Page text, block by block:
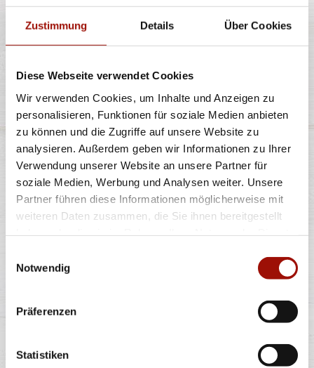
Zustimmung Details Über Cookies
Diese Webseite verwendet Cookies
Wir verwenden Cookies, um Inhalte und Anzeigen zu
personalisieren, Funktionen für soziale Medien anbieten
zu können und die Zugriffe auf unsere Website zu
analysieren. Außerdem geben wir Informationen zu Ihrer
Verwendung unserer Website an unsere Partner für
soziale Medien, Werbung und Analysen weiter. Unsere
Partner führen diese Informationen möglicherweise mit
weiteren Daten zusammen, die Sie ihnen bereitgestellt
Notwendig
Präferenzen
Statistiken
80ml
1,60 €(20,00 € / 1,0L)
PIZZA MAX MAYONNAISE